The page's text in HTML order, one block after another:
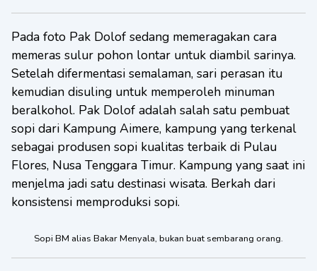
Pada foto Pak Dolof sedang memeragakan cara
memeras sulur pohon lontar untuk diambil sarinya.
Setelah difermentasi semalaman, sari perasan itu
kemudian disuling untuk memperoleh minuman
beralkohol. Pak Dolof adalah salah satu pembuat
sopi dari Kampung Aimere, kampung yang terkenal
sebagai produsen sopi kualitas terbaik di Pulau
Flores, Nusa Tenggara Timur. Kampung yang saat ini
menjelma jadi satu destinasi wisata. Berkah dari
konsistensi memproduksi sopi.
Sopi BM alias Bakar Menyala, bukan buat sembarang orang.